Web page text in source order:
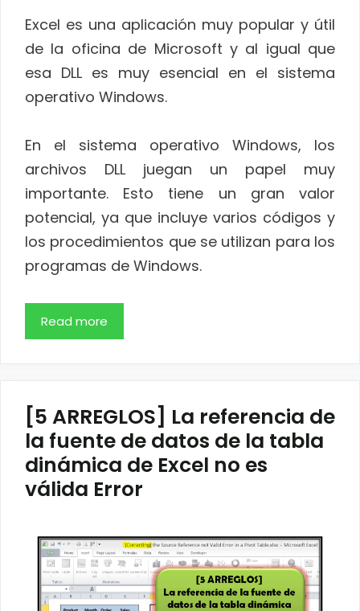
Excel es una aplicación muy popular y útil
de la oficina de Microsoft y al igual que
esa DLL es muy esencial en el sistema
operativo Windows.
En el sistema operativo Windows, los
archivos DLL juegan un papel muy
importante. Esto tiene un gran valor
potencial, ya que incluye varios códigos y
los procedimientos que se utilizan para los
programas de Windows.
Read more
[5 ARREGLOS] La referencia de
la fuente de datos de la tabla
dinámica de Excel no es
válida Error